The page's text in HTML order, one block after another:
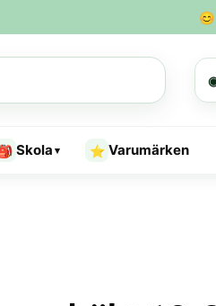
😊
Skola ▾ ⭐ Varumärken